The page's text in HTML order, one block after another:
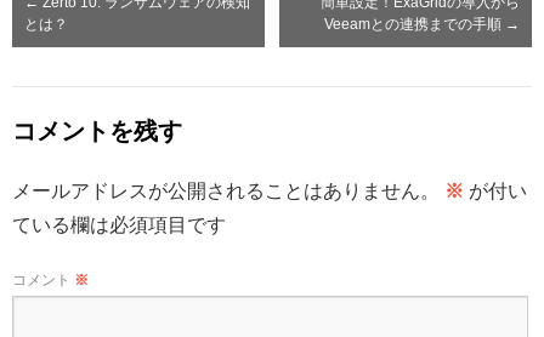
とは？
Veeamとの連携までの手順 →
コメントを残す
メールアドレスが公開されることはありません。 ※ が付い
ている欄は必須項目です
コメント ※